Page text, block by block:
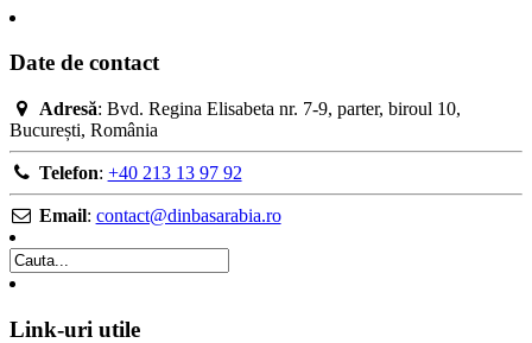
Date de contact
Adresă: Bvd. Regina Elisabeta nr. 7-9, parter, biroul 10,
București, România
Telefon: +40 213 13 97 92
Email: contact@dinbasarabia.ro
Link-uri utile